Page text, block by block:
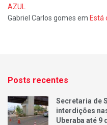
AZUL
Gabriel Carlos gomes em Está
Posts recentes
Secretaria de
interdições
Uberaba até 9